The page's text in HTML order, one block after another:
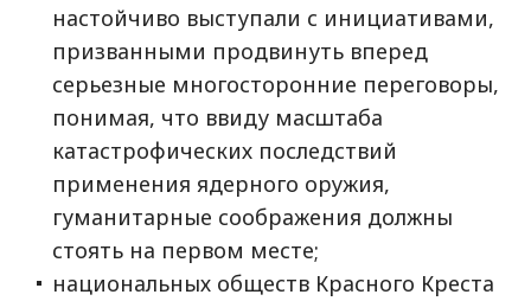
настойчиво выступали с инициативами,
призванными продвинуть вперед
серьезные многосторонние переговоры,
понимая, что ввиду масштаба
катастрофических последствий
применения ядерного оружия,
гуманитарные соображения должны
стоять на первом месте;
национальных обществ Красного Креста